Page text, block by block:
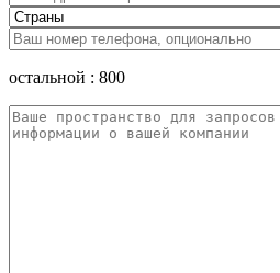
остальной : 800